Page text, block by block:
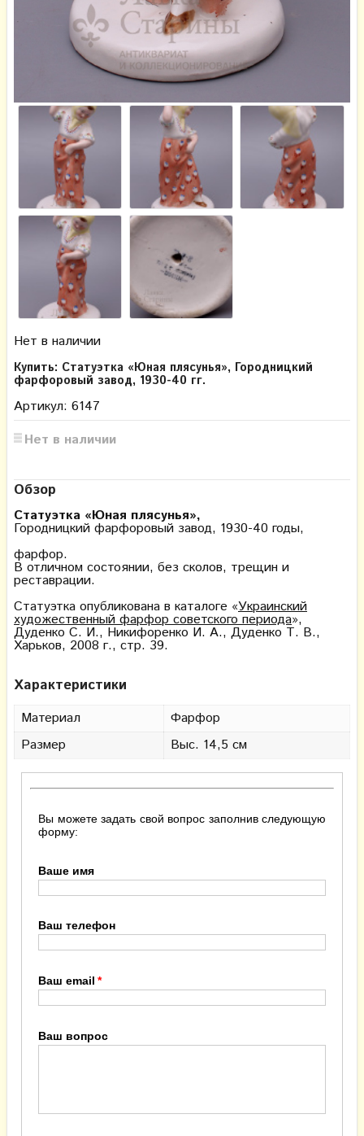
Нет в наличии
Купить: Статуэтка «Юная плясунья», Городницкий
фарфоровый завод, 1930-40 гг.
Артикул: 6147
Нет в наличии
Обзор
Статуэтка «Юная плясунья»,
Городницкий фарфоровый завод, 1930-40 годы,
фарфор.
В отличном состоянии, без сколов, трещин и
реставрации.
Статуэтка опубликована в каталоге «Украинский
художественный фарфор советского периода»,
Дуденко С. И., Никифоренко И. А., Дуденко Т. В.,
Харьков, 2008 г., стр. 39.
Характеристики
Материал
Фарфор
Размер
Выс. 14,5 см
Вы можете задать свой вопрос заполнив следующую
форму:
Ваше имя
Ваш телефон
Ваш email
Ваш вопрос